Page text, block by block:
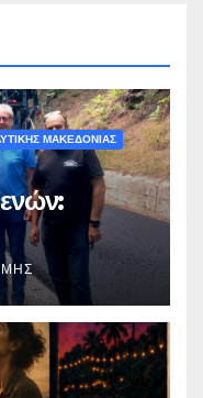
ΜΑΚΕΔΟΝΙΑΣ